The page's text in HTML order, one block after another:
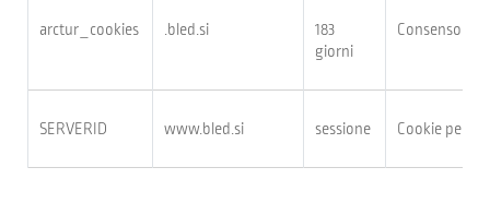
arctur_cookies .bled.si
183
giorni
Consenso per
SERVERID www.bled.si sessione Cookie per